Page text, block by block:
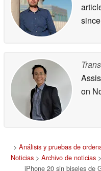
on
> Análisis y pruebas de
Noticias> Archivo de noticias>
iPhone 20 sin biseles de